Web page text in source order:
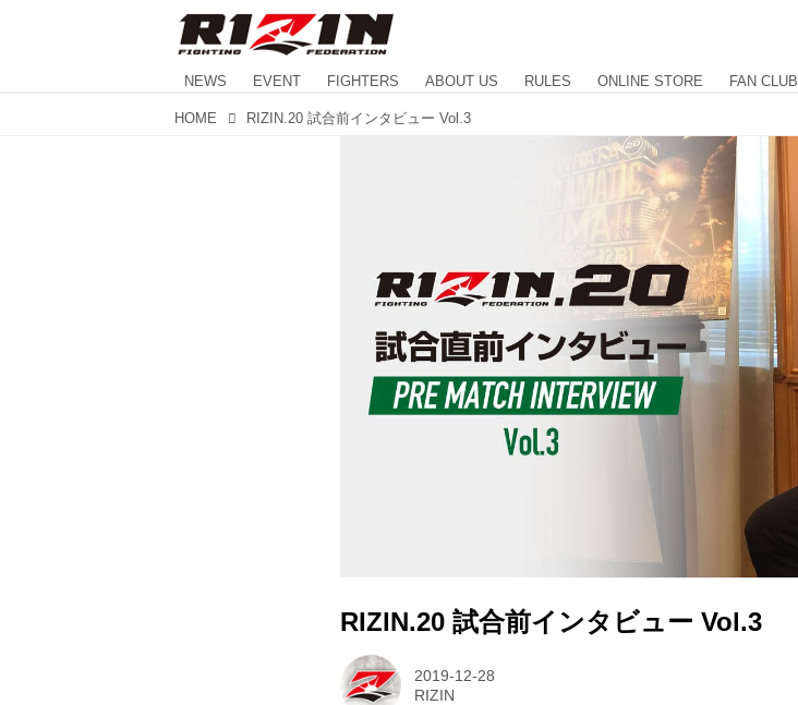
NEWS EVENT FIGHTERS ABOUT US RULES ONLINE STORE FAN CLUB
HOME RIZIN.20 試合前インタビュー Vol.3
RIZIN.20 試合前インタビュー Vol.3
2019-12-28
RIZIN